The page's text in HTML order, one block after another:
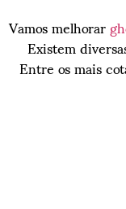
Vamos melhorar
Existem
Entre os mais